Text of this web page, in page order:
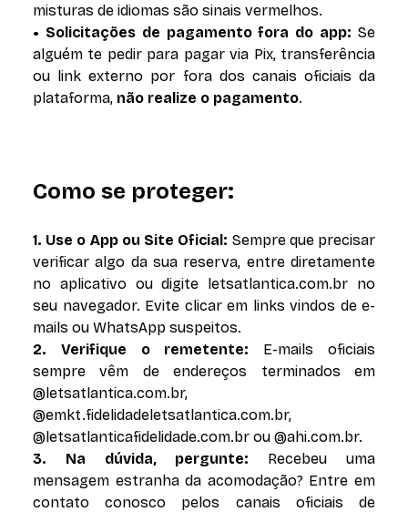
misturas de idiomas são sinais vermelhos.
• Solicitações de pagamento fora do app: Se
alguém te pedir para pagar via Pix, transferência
ou link externo por fora dos canais oficiais da
plataforma, não realize o pagamento.
Como se proteger:
1. Use o App ou Site Oficial: Sempre que precisar
verificar algo da sua reserva, entre diretamente
no aplicativo ou digite letsatlantica.com.br no
seu navegador. Evite clicar em links vindos de e-
mails ou WhatsApp suspeitos.
2. Verifique o remetente: E-mails oficiais
sempre vêm de endereços terminados em
@letsatlantica.com.br,
@emkt.fidelidadeletsatlantica.com.br,
@letsatlanticafidelidade.com.br ou @ahi.com.br.
3. Na dúvida, pergunte: Recebeu uma
mensagem estranha da acomodação? Entre em
contato conosco pelos canais oficiais de